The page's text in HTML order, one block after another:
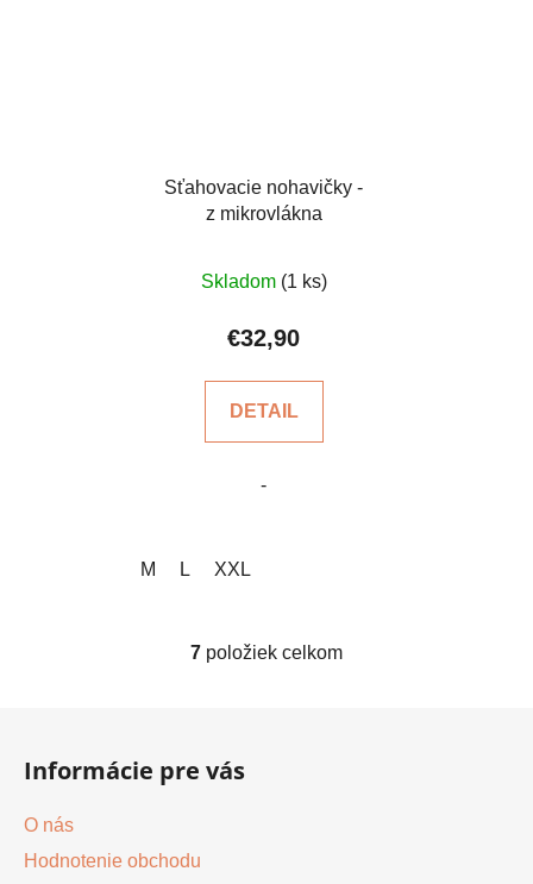
Sťahovacie nohavičky -
z mikrovlákna
hodnotenie
produktu
z
hviezdičiek.
Skladom (1 ks)
€32,90
DETAIL
-
M L XXL
O
7 položiek celkom
Informácie pre vás
O nás
Hodnotenie obchodu